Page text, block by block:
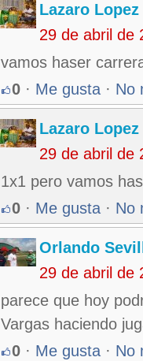
Lazaro Lopez
29 de abril de
vamos haser
0 · Me gusta · No
Lazaro Lopez
29 de abril de
1x1 pero vamos
0 · Me gusta · No
Orlando
29 de abril de
parece que hoy
Vargas haciendo
0 · Me gusta · No